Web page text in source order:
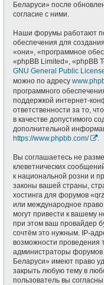
Беларуси» после
согласие с ними.
Наши форумы работают
обеспечения для
«они», «программное
«phpBB Limited», «phpBB
GNU General Public
можно по адресу
программного
поддержкой интернет-
ответственности за то,
в качестве допустимого
дополнительной
https://www.phpbb.com/
Вы соглашаетесь не
клеветнических
к национальной розни и
законы вашей страны,
хостинга для форумов
или международное
могут привести к вашему
при этом ваш провайдер
сочтём это нужным. IP-
возможности проведения
администраторы
Беларуси» имеют право
закрыть любую тему в
пользователь вы